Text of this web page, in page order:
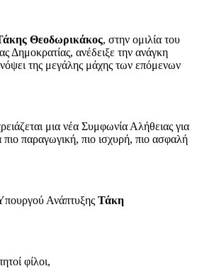
Θεοδωρικάκος, στην ομιλία του
Δημοκρατίας, ανέδειξε την ανάγκη
της μεγάλης μάχης των επόμενων
μια νέα Συμφωνία Αλήθειας για
πιο παραγωγική, πιο ισχυρή, πιο ασφαλή
Ανάπτυξης Τάκη
φίλοι,